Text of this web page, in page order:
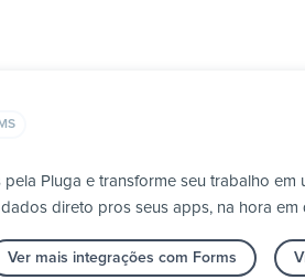
pela Pluga e transforme seu trabalho
direto pros seus apps, na hora em
Ver mais integrações com Forms